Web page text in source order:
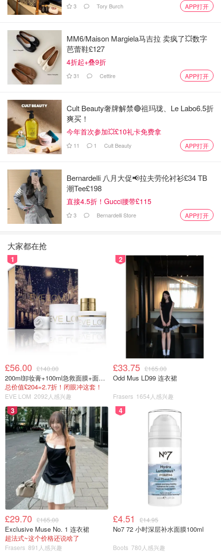
图片来自于@谢辰年_Natsuko年年，转载请注明出处
🌟 主要成分
美白抗氧化 - 维生素C（L-抗坏血酸）、抗坏血酸四异棕榈
酸酯（ASCORBYL TETRAISOPALMITATE）、生育酚乙酸
酯
抗衰老 - Biopeptides生物活性肽
由于人体本身不能产生维生素C，必须从外界摄取。Circcell
维C抗老精华中成分非常棒，消炎、抗老，而且没有光毒
性，建议晚上用。白天的话要做好防晒！不过白天我建议不
要用这个了，用下面CIRCCELL的高保湿防晒乳液就够了！
图片来自于@谢辰年_Natsuko年年，转载请注明出处
3 Tory Burch APP打开
MM6/Maison Margiela马吉拉 卖疯了💥数字
芭蕾鞋£127
4折起+叠9折
31 Cettire APP打开
Cult Beauty奢牌解禁🔴祖玛珑、Le Labo6.5折
爽买！
今年首次参加💥£10礼卡免费拿
11 1 Cult Beauty APP打开
Bernardelli 八月大促📢拉夫劳伦衬衫£34 TB
潮Tee£198
直接4.5折！Gucci腰带£115
3 Bernardelli Store APP打开
大家都在抢
1
£56.00 £140.00
200ml卸妆膏+100ml急救面膜+面霜+洁颜布
总价值£204=2.7折！闭眼冲这套！
EVE LOM 2092人感兴趣
2
£33.75 £165.00
Odd Mus LD99 连衣裙
Frasers 1654人感兴趣
3
£29.70 £165.00
Exclusive Muse No. 1 连衣裙
超法式~这个价格还说啥了
Frasers 891人感兴趣
4
£4.51 £14.95
No7 72 小时深层补水面膜100ml
Boots 780人感兴趣